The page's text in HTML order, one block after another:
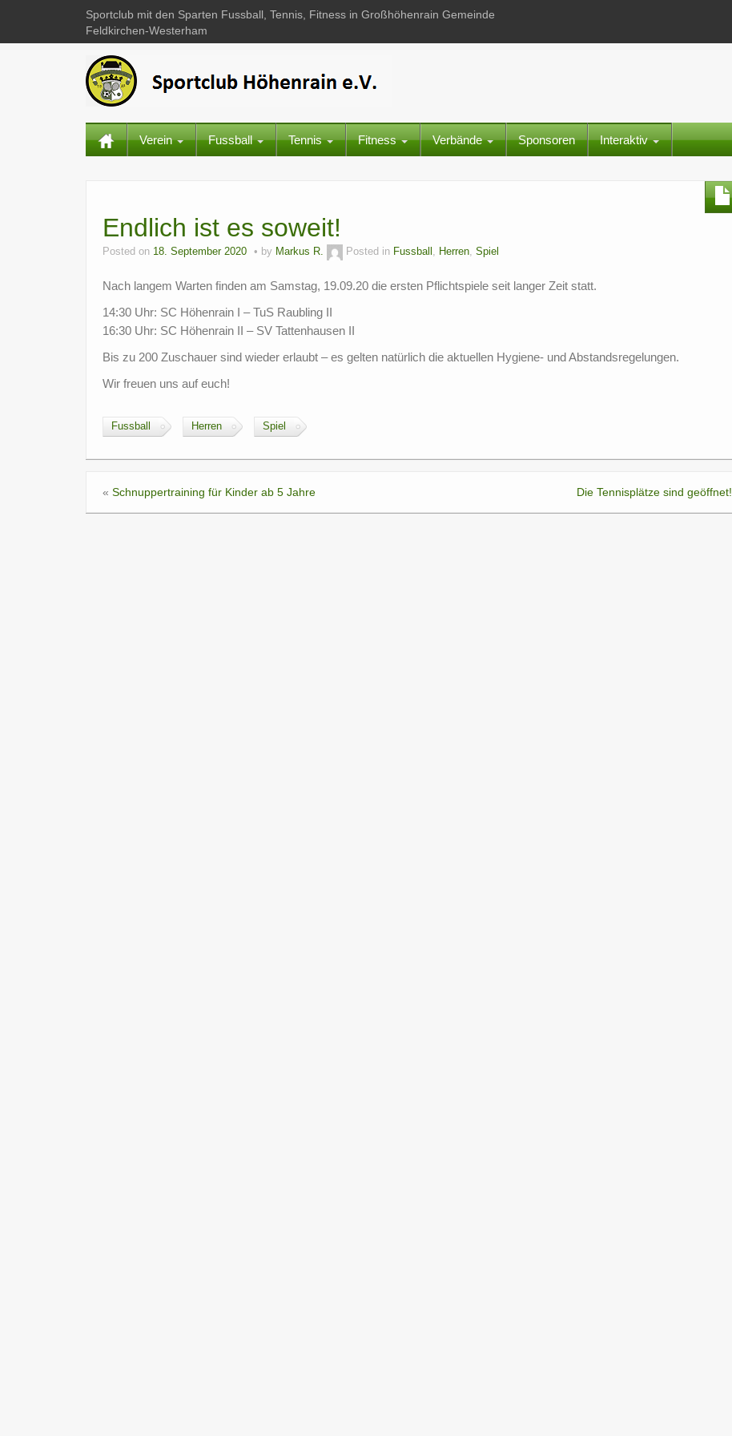
Sportclub mit den Sparten Fussball, Tennis, Fitness in Großhöhenrain Gemeinde
Feldkirchen-Westerham
Verein Fussball Tennis Fitness Verbände Sponsoren Interaktiv
Endlich ist es soweit!
Posted on 18. September 2020 by Markus R. Posted in Fussball , Herren, Spiel
Nach langem Warten finden am Samstag, 19.09.20 die ersten Pflichtspiele seit langer Zeit statt.
14:30 Uhr: SC Höhenrain I – TuS Raubling II
16:30 Uhr: SC Höhenrain II – SV Tattenhausen II
Bis zu 200 Zuschauer sind wieder erlaubt – es gelten natürlich die aktuellen Hygiene- und Abstandsregelungen.
Wir freuen uns auf euch!
Fussball Herren Spiel
« Schnuppertraining für Kinder ab 5 Jahre Die Tennisplätze sind geöffnet!